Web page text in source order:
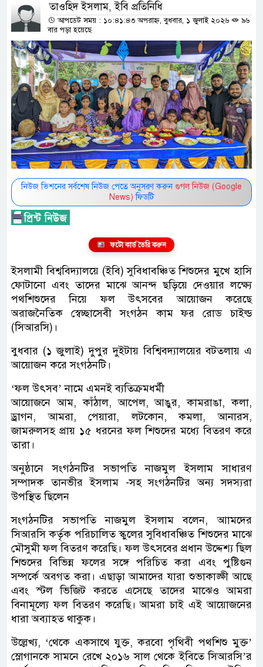
তাওহিদ ইসলাম, ইবি প্রতিনিধি
আপডেট সময় : ১০:৪১:৪৩ অপরাহ্ন, বুধবার, ১ জুলাই ২০২৬
৯৬
বার পড়া হয়েছে
নিউজ ভিশনের সর্বশেষ নিউজ পেতে অনুসরণ করুন গুগল নিউজ (Google
News) ফিডটি
ফটো কার্ড তৈরি করুন
ইসলামী বিশ্ববিদ্যালয়ে (ইবি) সুবিধাবঞ্চিত শিশুদের মুখে হাসি
ফোটানো এবং তাদের মাঝে আনন্দ ছড়িয়ে দেওয়ার লক্ষ্যে
পথশিশুদের নিয়ে ফল উৎসবের আয়োজন করেছে
অরাজনৈতিক স্বেচ্ছাসেবী সংগঠন কাম ফর রোড চাইল্ড
(সিআরসি)।
বুধবার (১ জুলাই) দুপুর দুইটায় বিশ্বিবদ্যালয়ের বটতলায় এ
আয়োজন করে সংগঠনটি।
‘ফল উৎসব’ নামে এমনই ব্যতিক্রমধর্মী
আয়োজনে আম, কাঁঠাল, আপেল, আঙুর, কামরাঙা, কলা,
ড্রাগন, আমরা, পেয়ারা, লটকোন, কমলা, আনারস,
জামরুলসহ প্রায় ১৫ ধরনের ফল শিশুদের মধ্যে বিতরণ করে
তারা।
অনুষ্ঠানে সংগঠনটির সভাপতি নাজমুল ইসলাম সাধারণ
সম্পাদক তানভীর ইসলাম -সহ সংগঠনটির অন্য সদস্যরা
উপস্থিত ছিলেন
সংগঠনটির সভাপতি নাজমুল ইসলাম বলেন, আামদের
সিআরসি কর্তৃক পরিচালিত স্কুলের সুবিধাবঞ্চিত শিশুদের মাঝে
মৌসুমী ফল বিতরণ করেছি। ফল উৎসবের প্রধান উদ্দেশ্য ছিল
শিশুদের বিভিন্ন ফলের সঙ্গে পরিচিত করা এবং পুষ্টিগুন
সম্পর্কে অবগত করা। এছাড়া আমাদের যারা শুভাকাঙ্ক্ষী আছে
এবং স্টল ভিজিট করতে এসেছে তাদের মাঝেও আমরা
বিনামূল্যে ফল বিতরণ করেছি। আমরা চাই এই আয়োজনের
ধারা অব্যাহত থাকুক।
উল্লেখ্য, ‘থেকে একসাথে যুক্ত, করবো পৃথিবী পথশিশু মুক্ত’
স্লোগানকে সামনে রেখে ২০১৬ সাল থেকে ইবিতে সিআরসি’র